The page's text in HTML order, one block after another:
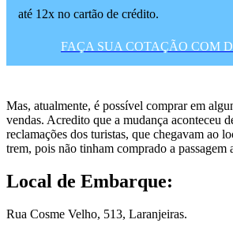
até 12x no cartão de crédito.
FAÇA SUA COTAÇÃO COM
Mas, atualmente, é possível comprar em
vendas. Acredito que a mudança aconteceu
reclamações dos turistas, que chegavam ao
trem, pois não tinham comprado a passagem
Local de Embarque:
Rua Cosme Velho, 513, Laranjeiras.